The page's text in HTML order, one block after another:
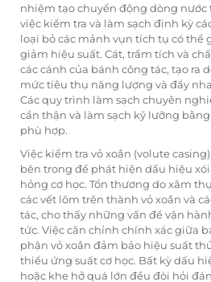
nhiệm tạo chuyển động dòng nước
việc kiểm tra và làm sạch định kỳ
loại bỏ các mảnh vụn tích tụ có thể
giảm hiệu suất. Cát, trầm tích và
các cánh của bánh công tác, tạo ra
mức tiêu thụ năng lượng và đẩy
Các quy trình làm sạch chuyên
cẩn thận và làm sạch kỹ lưỡng
phù hợp.
Việc kiểm tra vỏ xoắn (volute
bên trong để phát hiện dấu hiệu
hỏng cơ học. Tổn thương do xâm
các vết lõm trên thành vỏ xoắn và
tác, cho thấy những vấn đề vận
tức. Việc căn chỉnh chính xác giữa
phận vỏ xoắn đảm bảo hiệu suất
thiểu ứng suất cơ học. Bất kỳ dấu
hoặc khe hở quá lớn đều đòi hỏi